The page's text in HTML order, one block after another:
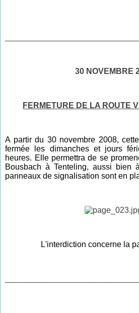
30 NOVEMBRE
FERMETURE DE LA ROUTE
A partir du 30 novembre 2008,
fermée les dimanches et jours
heures. Elle permettra de se
Bousbach à Tenteling, aussi bien
panneaux de signalisation sont en
L'interdiction concerne la